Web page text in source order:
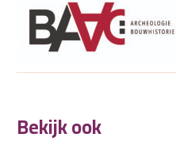
Bekijk ook